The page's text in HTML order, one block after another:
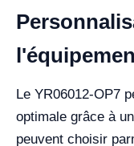
Le YR06012-OP7
optimale grâce à
peuvent choisir